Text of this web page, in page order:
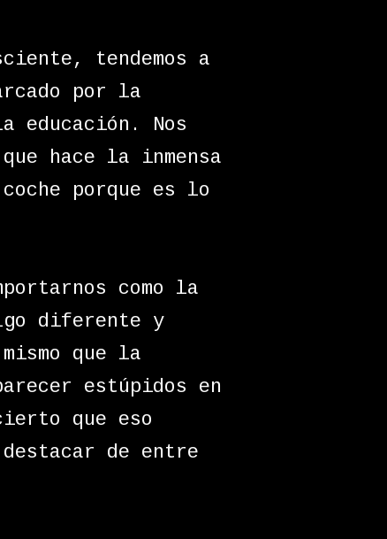
tendemos a
por la
educación. Nos
hace la inmensa
coche porque es lo
como la
diferente y
que la
estúpidos en
que eso
de entre